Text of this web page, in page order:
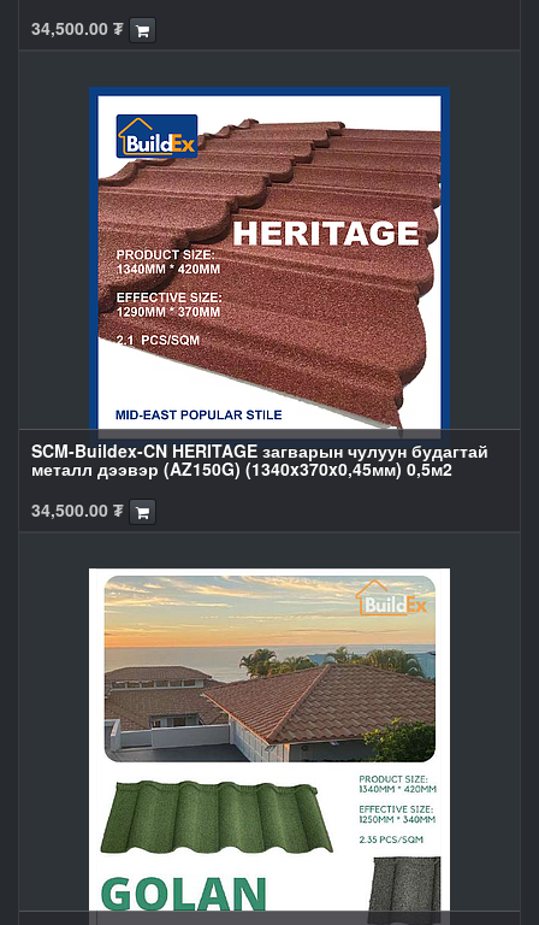
34,500.00 ₮
SCM-Buildex-CN HERITAGE загварын чулуун будагтай
металл дээвэр (AZ150G) (1340x370x0,45мм) 0,5м2
34,500.00 ₮